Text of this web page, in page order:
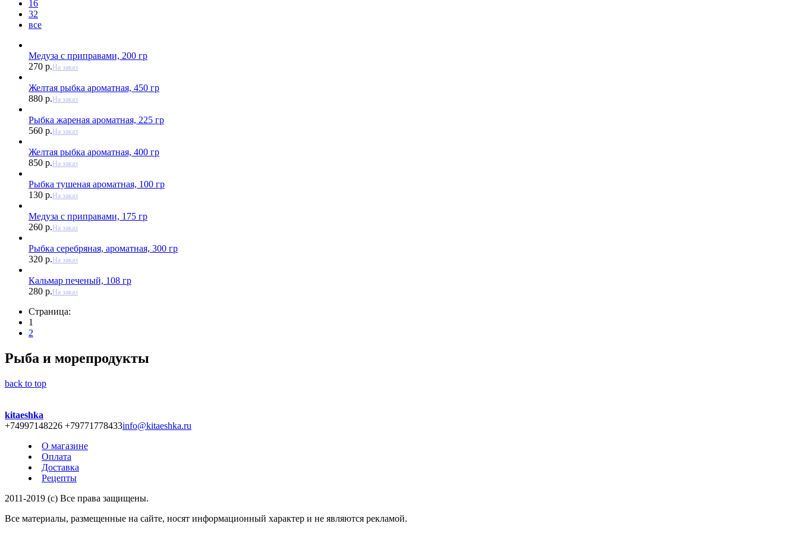
16
32
все
Медуза с приправами, 200 гр
270 р. На заказ
Желтая рыбка ароматная, 450 гр
880 р. На заказ
Рыбка жареная ароматная, 225 гр
560 р. На заказ
Желтая рыбка ароматная, 400 гр
850 р. На заказ
Рыбка тушеная ароматная, 100 гр
130 р. На заказ
Медуза с приправами, 175 гр
260 р. На заказ
Рыбка серебряная, ароматная, 300 гр
320 р. На заказ
Кальмар печеный, 108 гр
280 р. На заказ
Страница:
1
2
Рыба и морепродукты
back to top
kitaeshka
+74997148226 +79771778433info@kitaeshka.ru
О магазине
Оплата
Доставка
Рецепты
2011-2019 (c) Все права защищены.
Все материалы, размещенные на сайте, носят информационный характер и не являются рекламой.